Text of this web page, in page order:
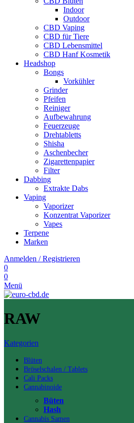
Indoor
Outdoor
CBD Vaping
CBD für Tiere
CBD Lebensmittel
CBD Hanf Kosmetik
Headshop
Bongs
Vorkühler
Grinder
Pfeifen
Reiniger
Aufbewahrung
Feuerzeuge
Drehtabletts
Shisha
Aschenbecher
Zigarettenpapier
Filter
Dabbing
Extrakte Dabs
Vaping
Vaporizer
Konzentrat Vaporizer
Vapes
Terpene
Marken
Anmelden / Registrieren
0
0
Menü
RAW
Kategorien
Blüten
Bröselschalen / Tablets
Cali Packs
Cannabinoide
Büten
Hash
Cannabis Samen